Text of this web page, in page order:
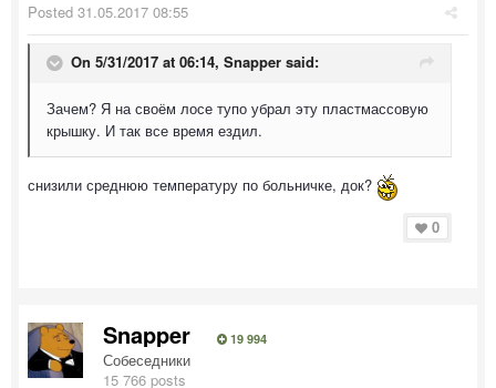
Posted 31.05.2017 08:55
On 5/31/2017 at 06:14, Snapper said:
Зачем? Я на своём лосе тупо убрал эту пластмассовую
крышку. И так все время ездил.
снизили среднюю температуру по больничке, док?
0
Snapper 19 994
Собеседники
15 766 posts